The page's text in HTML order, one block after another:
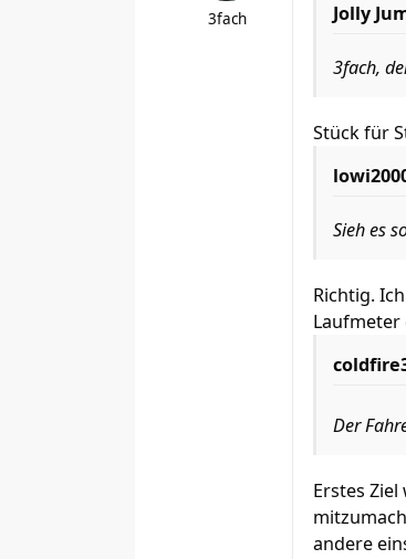
3fach Jolly
3fach,
Stück für
Sieh es
Richtig.
Laufmeter
Der
Erstes
andere